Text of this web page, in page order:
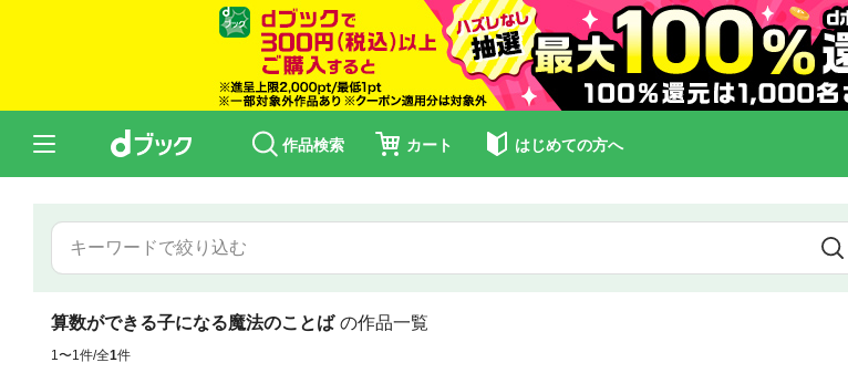
作品検索 カート はじめての方へ
算数ができる子になる魔法のことば の作品一覧
1〜1件/全1件